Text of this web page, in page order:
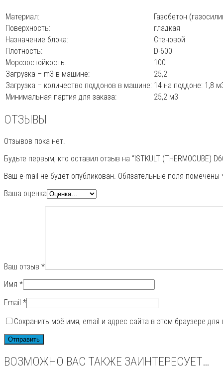
Материал:
Газобетон
Поверхность:
гладкая
Назначение блока:
Стеновой
Плотность:
D-600
Морозостойкость:
100
Загрузка – m3 в машине:
25,2
Загрузка – количество поддонов в машине: 14 на поддоне: 1,8
Минимальная партия для заказа:
25,2 м3
ОТЗЫВЫ
Отзывов пока нет.
Будьте первым, кто оставил отзыв на “ISTKULT (THERMOCUBE)
Ваш e-mail не будет опубликован. Обязательные поля помечены
Ваша оценка
Ваш отзыв *
Имя *
Email *
Сохранить моё имя, email и адрес сайта в этом браузере
ВОЗМОЖНО ВАС ТАКЖЕ ЗАИНТЕРЕСУЕТ…